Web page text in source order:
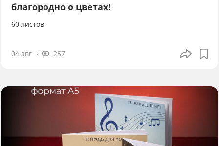
благородно о цветах!
60 листов
04 авг 257